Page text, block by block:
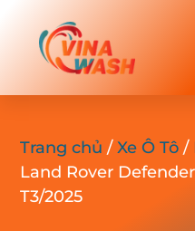
Trang chủ /Xe Ô Tô /
Land Rover
T3/2025